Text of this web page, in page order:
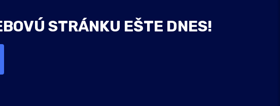
STRÁNKU EŠTE DNES!